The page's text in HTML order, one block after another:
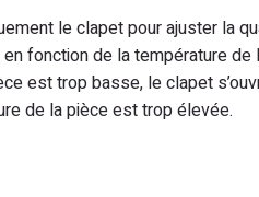
le clapet pour ajuster la
fonction de la température de
est trop basse, le clapet
de la pièce est trop élevée.